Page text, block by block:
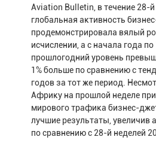
Aviation Bulletin, в течение 28-
глобальная активность
продемонстрировала вялый
исчислении, а с начала года
прошлогодний уровень
1% больше по сравнению с
годов за тот же период.
Африку на прошлой неделе
мирового трафика бизнес-
лучшие результаты, увеличив
по сравнению с 28-й неделей